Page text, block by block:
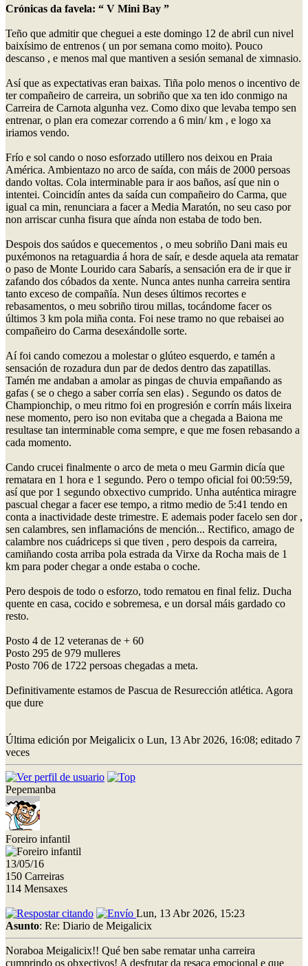
Crónicas da favela: “ V Mini Bay ”
Teño que admitir que cheguei a este domingo 12 de abril cun nivel
baixísimo de entrenos ( un por semana como moito). Pouco
descanso , e menos mal que mantiven a sesión semanal de ximnasio.
Así que as expectativas eran baixas. Tiña polo menos o incentivo de
ter compañeiro de carreira, un sobriño que xa ten ido conmigo na
Carreira de Carnota algunha vez. Como dixo que levaba tempo sen
entrenar, o plan era comezar correndo a 6 min/ km , e logo xa
iriamos vendo.
Frío e sol cando o noso esforzado utillero nos deixou en Praia
América. Ambientazo no arco de saída, con máis de 2000 persoas
dando voltas. Cola interminable para ir aos baños, así que nin o
intentei. Coincidín antes da saída cun compañeiro do Carma, que
igual ca min, renunciara a facer a Media Maratón, no seu caso por
non arriscar cunha fisura que aínda non estaba de todo ben.
Despois dos saúdos e quecementos , o meu sobriño Dani mais eu
puxémonos na retaguardia á hora de saír, e desde aquela ata rematar
o paso de Monte Lourido cara Sabarís, a sensación era de ir que ir
zafando dos cóbados da xente. Nunca antes nunha carreira sentira
tanto exceso de compañía. Nun deses últimos recortes e
rebasamentos, o meu sobriño tirou millas, tocándome facer os
últimos 3 km pola miña conta. Foi nese tramo no que rebaisei ao
compañeiro do Carma desexándolle sorte.
Aí foi cando comezou a molestar o glúteo esquerdo, e tamén a
sensación de rozadura dun par de dedos dentro das zapatillas.
Tamén me andaban a amolar as pingas de chuvia empañando as
gafas ( se o chego a saber corría sen elas) . Segundo os datos de
Championchip, o meu ritmo foi en progresión e corrín máis lixeira
nese momento, pero iso non evitaba que a chegada a Baiona me
resultase tan interminable coma sempre, e que me fosen rebasando a
cada momento.
Cando crucei finalmente o arco de meta o meu Garmin dicía que
rematara en 1 hora e 1 segundo. Pero o tempo oficial foi 00:59:59,
así que por 1 segundo obxectivo cumprido. Unha auténtica miragre
pascual chegar a facer ese tempo, a ritmo medio de 5:41 tendo en
conta a inactividade deste trimestre. E ademais poder facelo sen dor ,
sen calambres, sen inflamacións de mención... Rectifico, amago de
calambre nos cuádriceps si que tiven , pero despois da carreira,
camiñando costa arriba pola estrada da Virxe da Rocha mais de 1
km para poder chegar a onde estaba o coche.
Pero despois de todo o esforzo, todo rematou en final feliz. Ducha
quente en casa, cocido e sobremesa, e un dorsal máis gardado co
resto.
Posto 4 de 12 veteranas de + 60
Posto 295 de 979 mulleres
Posto 706 de 1722 persoas chegadas a meta.
Definitivamente estamos de Pascua de Resurección atlética. Agora
que dure
Última edición por Meigalicix o Lun, 13 Abr 2026, 16:08; editado 7
veces
Pepemanba
Foreiro infantil
13/05/16
150 Carreiras
114 Mensaxes
Lun, 13 Abr 2026, 15:23
Asunto: Re: Diario de Meigalicix
Noraboa Meigalicix!! Qué ben sabe rematar unha carreira
cumprindo os obxectivos! A desfrutar da resaca emocional e que